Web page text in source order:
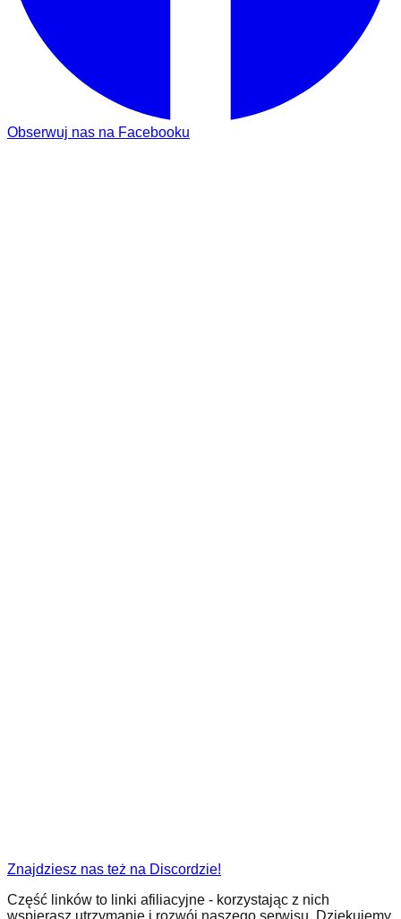
Obserwuj nas na Facebooku
Znajdziesz nas też na Discordzie!
Część linków to linki afiliacyjne - korzystając z nich